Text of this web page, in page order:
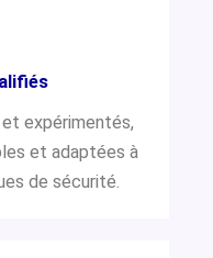
expérimentés,
et adaptées à
de sécurité.